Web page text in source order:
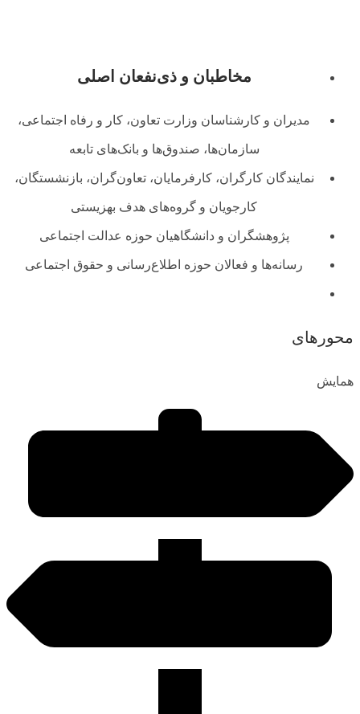
مخاطبان و ذی‌نفعان اصلی
مدیران و کارشناسان وزارت تعاون، کار و رفاه اجتماعی،
سازمان‌ها، صندوق‌ها و بانک‌های تابعه
نمایندگان کارگران، کارفرمایان، تعاون‌گران، بازنشستگان،
کارجویان و گروه‌های هدف بهزیستی
پژوهشگران و دانشگاهیان حوزه عدالت اجتماعی
رسانه‌ها و فعالان حوزه اطلاع‌رسانی و حقوق اجتماعی
محورهای
همایش